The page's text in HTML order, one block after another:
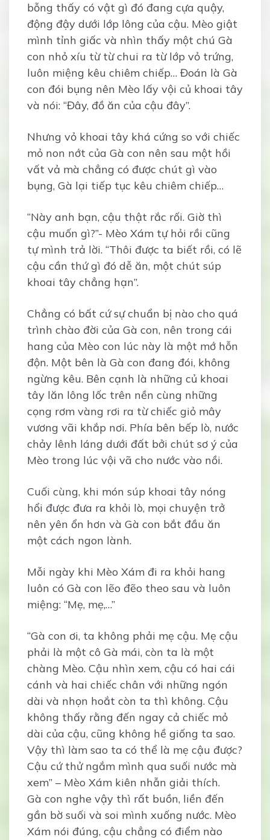
bỗng thấy có vật gì đó đang cựa quậy,
động đậy dưới lớp lông của cậu. Mèo giật
mình tỉnh giấc và nhìn thấy một chú Gà
con nhỏ xíu từ từ chui ra từ lớp vỏ trứng,
luôn miệng kêu chiêm chiếp… Đoán là Gà
con đói bụng nên Mèo lấy vội củ khoai tây
và nói: “Đây, đồ ăn của cậu đây”.
Nhưng vỏ khoai tây khá cứng so với chiếc
mỏ non nớt của Gà con nên sau một hồi
vất vả mà chẳng có được chút gì vào
bụng, Gà lại tiếp tục kêu chiêm chiếp…
“Này anh bạn, cậu thật rắc rối. Giờ thì
cậu muốn gì?”- Mèo Xám tự hỏi rồi cũng
tự mình trả lời. “Thôi được ta biết rồi, có lẽ
cậu cần thứ gì đó dễ ăn, một chút súp
khoai tây chẳng hạn”.
Chẳng có bất cứ sự chuẩn bị nào cho quá
trình chào đời của Gà con, nên trong cái
hang của Mèo con lúc này là một mớ hỗn
độn. Một bên là Gà con đang đói, không
ngừng kêu. Bên cạnh là những củ khoai
tây lăn lông lốc trên nền cùng những
cọng rơm vàng rơi ra từ chiếc giỏ mây
vương vãi khắp nơi. Phía bên bếp lò, nước
chảy lênh láng dưới đất bởi chút sơ ý của
Mèo trong lúc vội vã cho nước vào nồi.
Cuối cùng, khi món súp khoai tây nóng
hổi được đưa ra khỏi lò, mọi chuyện trở
nên yên ổn hơn và Gà con bắt đầu ăn
một cách ngon lành.
Mỗi ngày khi Mèo Xám đi ra khỏi hang
luôn có Gà con lẽo đẽo theo sau và luôn
miệng: “Mẹ, mẹ,…”
“Gà con ơi, ta không phải mẹ cậu. Mẹ cậu
phải là một cô Gà mái, còn ta là một
chàng Mèo. Cậu nhìn xem, cậu có hai cái
cánh và hai chiếc chân với những ngón
dài và nhọn hoắt còn ta thì không. Cậu
không thấy rằng đến ngay cả chiếc mỏ
dài của cậu, cũng không hề giống ta sao.
Vậy thì làm sao ta có thể là mẹ cậu được?
Cậu cứ thử ngắm mình qua suối nước mà
xem” – Mèo Xám kiên nhẫn giải thích.
Gà con nghe vậy thì rất buồn, liền đến
gần bờ suối và soi mình xuống nước. Mèo
Xám nói đúng, cậu chẳng có điểm nào